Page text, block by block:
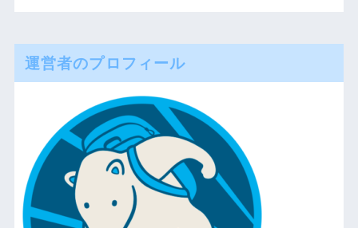
運営者のプロフィール